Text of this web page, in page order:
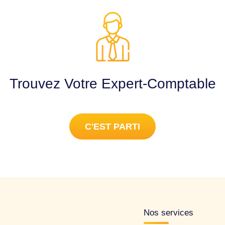
Trouvez Votre Expert-Comptable
C'EST PARTI
Nos services